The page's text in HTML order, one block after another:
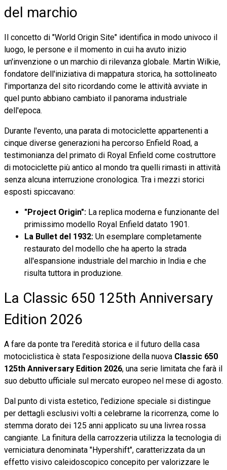
del marchio
Il concetto di "World Origin Site" identifica in modo univoco il
luogo, le persone e il momento in cui ha avuto inizio
un'invenzione o un marchio di rilevanza globale. Martin Wilkie,
fondatore dell'iniziativa di mappatura storica, ha sottolineato
l'importanza del sito ricordando come le attività avviate in
quel punto abbiano cambiato il panorama industriale
dell'epoca.
Durante l'evento, una parata di motociclette appartenenti a
cinque diverse generazioni ha percorso Enfield Road, a
testimonianza del primato di Royal Enfield come costruttore
di motociclette più antico al mondo tra quelli rimasti in attività
senza alcuna interruzione cronologica. Tra i mezzi storici
esposti spiccavano:
"Project Origin": La replica moderna e funzionante del
primissimo modello Royal Enfield datato 1901.
La Bullet del 1932: Un esemplare completamente
restaurato del modello che ha aperto la strada
all'espansione industriale del marchio in India e che
risulta tuttora in produzione.
La Classic 650 125th Anniversary
Edition 2026
A fare da ponte tra l'eredità storica e il futuro della casa
motociclistica è stata l'esposizione della nuova Classic 650
125th Anniversary Edition 2026, una serie limitata che farà il
suo debutto ufficiale sul mercato europeo nel mese di agosto.
Dal punto di vista estetico, l'edizione speciale si distingue
per dettagli esclusivi volti a celebrarne la ricorrenza, come lo
stemma dorato dei 125 anni applicato su una livrea rossa
cangiante. La finitura della carrozzeria utilizza la tecnologia di
verniciatura denominata "Hypershift", caratterizzata da un
effetto visivo caleidoscopico concepito per valorizzare le